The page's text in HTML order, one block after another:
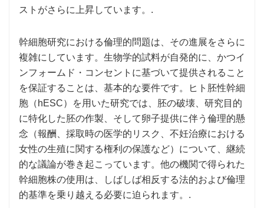
ストがさらに上昇しています。.
幹細胞研究における倫理的問題は、その進展をさらに
複雑にしています。生物学的試料が自発的に、かつイ
ンフォームド・コンセントに基づいて提供されること
を保証することは、基本的な要件です。ヒト胚性幹細
胞（hESC）を用いた研究では、胚の破壊、研究目的
に特化した胚の作製、そして卵子提供に伴う倫理的懸
念（報酬、採取時の医学的リスク、不妊治療における
女性の生殖に関する権利の保護など）について、継続
的な議論が巻き起こっています。他の機関で得られた
幹細胞株の使用は、しばしば相反する法的および倫理
的基準を乗り越える必要に迫られます。.